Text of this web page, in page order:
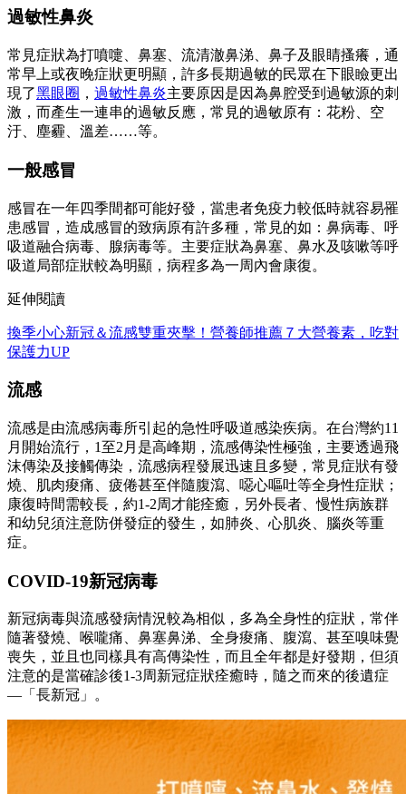
過敏性鼻炎
常見症狀為打噴嚏、鼻塞、流清澈鼻涕、鼻子及眼睛搔癢，通
常早上或夜晚症狀更明顯，許多長期過敏的民眾在下眼瞼更出
現了黑眼圈 ， 過敏性鼻炎主要原因是因為鼻腔受到過敏源的刺
激，而產生一連串的過敏反應，常見的過敏原有：花粉、空
汙、塵霾、溫差……等。
一般感冒
感冒在一年四季間都可能好發，當患者免疫力較低時就容易罹
患感冒，造成感冒的致病原有許多種，常見的如：鼻病毒、呼
吸道融合病毒、腺病毒等。主要症狀為鼻塞、鼻水及咳嗽等呼
吸道局部症狀較為明顯，病程多為一周內會康復。
延伸閱讀
換季小心新冠＆流感雙重夾擊！營養師推薦７大營養素，吃對
保護力UP
流感
流感是由流感病毒所引起的急性呼吸道感染疾病。在台灣約11
月開始流行，1至2月是高峰期，流感傳染性極強，主要透過飛
沫傳染及接觸傳染，流感病程發展迅速且多變，常見症狀有發
燒、肌肉痠痛、疲倦甚至伴隨腹瀉、噁心嘔吐等全身性症狀；
康復時間需較長，約1-2周才能痊癒，另外長者、慢性病族群
和幼兒須注意防併發症的發生，如肺炎、心肌炎、腦炎等重
症。
COVID-19新冠病毒
新冠病毒與流感發病情況較為相似，多為全身性的症狀，常伴
隨著發燒、喉嚨痛、鼻塞鼻涕、全身痠痛、腹瀉、甚至嗅味覺
喪失，並且也同樣具有高傳染性，而且全年都是好發期，但須
注意的是當確診後1-3周新冠症狀痊癒時，隨之而來的後遺症
—「長新冠」。